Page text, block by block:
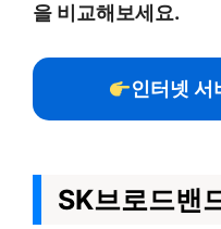
을 비교해보세요.
인터넷 서
SK브로드밴